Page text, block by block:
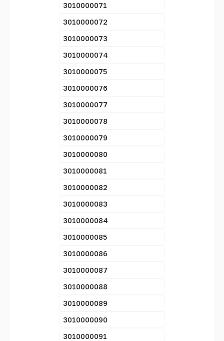
3010000071
3010000072
3010000073
3010000074
3010000075
3010000076
3010000077
3010000078
3010000079
3010000080
3010000081
3010000082
3010000083
3010000084
3010000085
3010000086
3010000087
3010000088
3010000089
3010000090
3010000091